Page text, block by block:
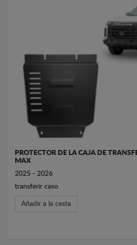
PROTECTOR DE LA CAJA DE
MAX
2025 - 2026
transferir caso
Añadir a la cesta